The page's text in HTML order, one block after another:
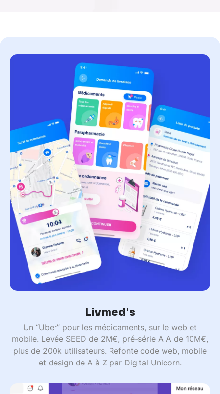
Livmed's
Un “Uber” pour les médicaments, sur le web et
mobile. Levée SEED de 2M€, pré-série A A de 10M€,
plus de 200k utilisateurs. Refonte code web, mobile
et design de A à Z par Digital Unicorn.